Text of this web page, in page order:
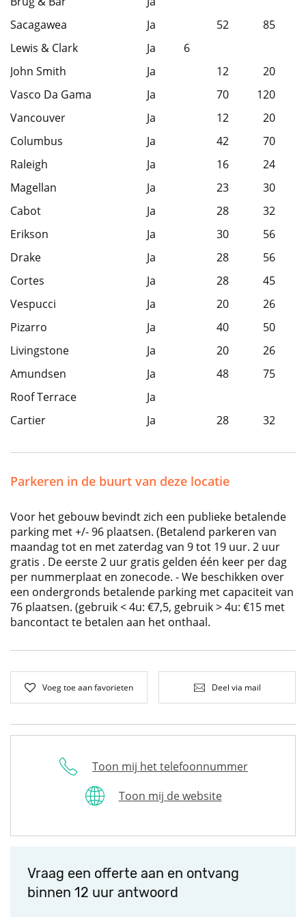
Sacagawea
Ja 52
85
Lewis & Clark
Ja
6
John Smith
Ja 12
20
Vasco Da Gama
Ja 70
120
Vancouver
Ja 12
20
Columbus
Ja 42
70
Raleigh
Ja 16
24
Magellan
Ja 23
30
Cabot
Ja 28
32
Erikson
Ja 30
56
Drake
Ja 28
56
Cortes
Ja 28
45
Vespucci
Ja 20
26
Pizarro
Ja 40
50
Livingstone
Ja 20
26
Amundsen
Ja 48
75
Roof Terrace
Ja
Cartier
Ja 28 32
Parkeren in de buurt van deze locatie
Voor het gebouw bevindt zich een publieke betalende
parking met +/- 96 plaatsen. (Betalend parkeren van
maandag tot en met zaterdag van 9 tot 19 uur. 2 uur
gratis . De eerste 2 uur gratis gelden één keer per dag
per nummerplaat en zonecode. - We beschikken over
een ondergronds betalende parking met capaciteit van
76 plaatsen. (gebruik < 4u: €7,5, gebruik > 4u: €15 met
bancontact te betalen aan het onthaal.
Voeg toe aan favorieten Deel via mail
Toon mij het telefoonnummer
Toon mij de website
Vraag een offerte aan en ontvang
binnen 12 uur antwoord